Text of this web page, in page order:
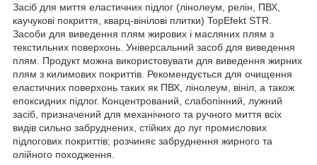
Засіб для миття еластичних підлог (лінолеум, релін, ПВХ,
каучукові покриття, кварц-вінілові плитки) TopEfekt STR.
Засоби для виведення плям жирових і масляних плям з
текстильних поверхонь. Універсальний засоб для виведення
плям. Продукт можна використовувати для виведення жирних
плям з килимових покриттів. Рекомендується для очищення
еластичних поверхонь таких як ПВХ, лінолеум, вініл, а також
епоксидних підлог. Концентрований, слабопінний, лужний
засіб, призначений для механічного та ручного миття всіх
видів сильно забруднених, стійких до луг промислових
підлогових покриттів; розчиняє забруднення жирного та
олійного походження.